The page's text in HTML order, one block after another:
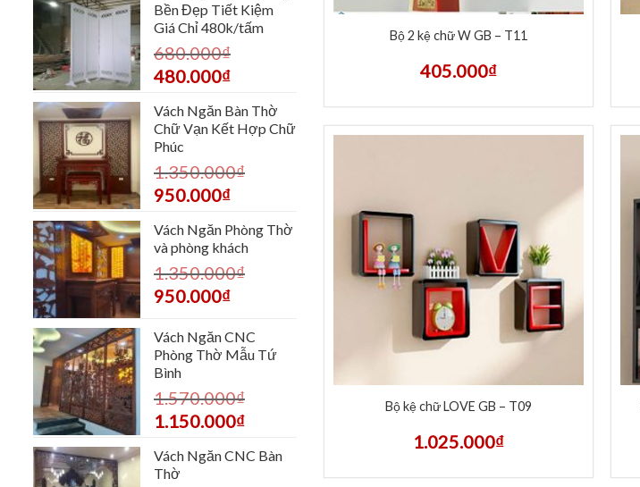
Bền Đẹp Tiết Kiệm
Giá Chỉ 480k/tấm
680.000₫
480.000₫
Vách Ngăn Bàn Thờ
Chữ Vạn Kết Hợp Chữ
Phúc
1.350.000₫
950.000₫
Vách Ngăn Phòng Thờ
và phòng khách
1.350.000₫
950.000₫
Vách Ngăn CNC
Phòng Thờ Mẫu Tứ
Bình
1.570.000₫
1.150.000₫
Vách Ngăn CNC Bàn
Thờ
Bộ 2 kệ chữ W GB – T11
405.000₫
Bộ kệ chữ LOVE GB – T09
1.025.000₫